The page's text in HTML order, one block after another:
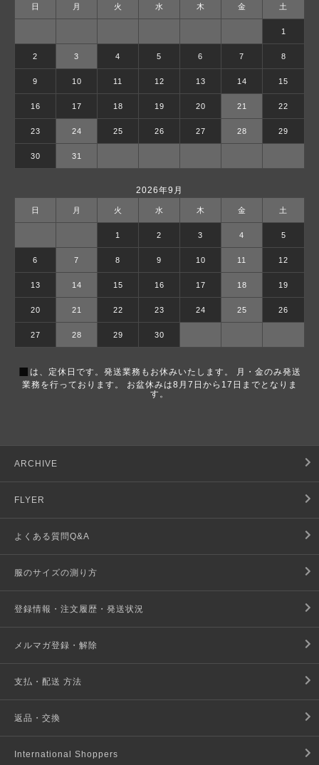
日 月 火 水 木 金 土
1
2 3 4 5 6 7 8
9 10 11 12 13 14 15
16 17 18 19 20 21 22
23 24 25 26 27 28 29
30 31
2026年9月
日 月 火 水 木 金 土
1 2 3 4 5
6 7 8 9 10 11 12
13 14 15 16 17 18 19
20 21 22 23 24 25 26
27 28 29 30
■ は、定休日です。発送業務もお休みいたします。 月・金のみ発送
業務を行っております。 お盆休みは8月7日から17日までとなりま
す。
ARCHIVE
FLYER
よくある質問Q&A
服のサイズの測り方
登録情報・注文履歴・発送状況
メルマガ登録・解除
支払・配送 方法
返品・交換
International Shoppers